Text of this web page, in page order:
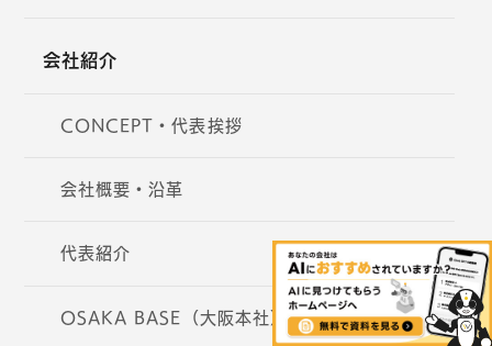
会社紹介
CONCEPT・代表挨拶
会社概要・沿革
代表紹介
OSAKA BASE（大阪本社）